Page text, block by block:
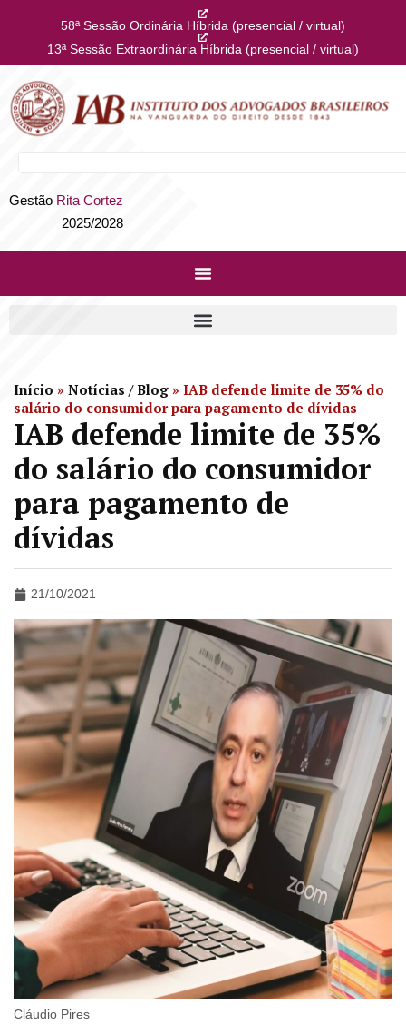
58ª Sessão Ordinária Híbrida (presencial / virtual)
13ª Sessão Extraordinária Híbrida (presencial / virtual)
Gestão Rita Cortez
2025/2028
Início » Notícias / Blog » IAB defende limite de 35% do
salário do consumidor para pagamento de dívidas
IAB defende limite de 35%
do salário do consumidor
para pagamento de
dívidas
21/10/2021
Cláudio Pires